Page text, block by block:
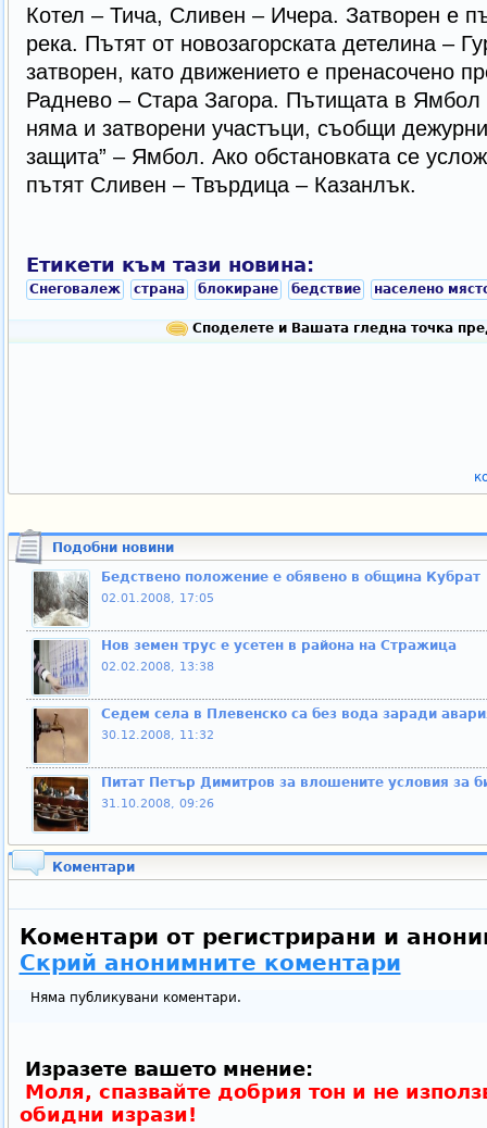
Котел – Тича, Сливен – Ичера. Затворен е
река. Пътят от новозагорската детелина –
затворен, като движението е пренасочено
Раднево – Стара Загора. Пътищата в Ямбол
няма и затворени участъци, съобщи
защита” – Ямбол. Ако обстановката се
пътят Сливен – Твърдица – Казанлък.
Етикети към тази новина:
Снеговалеж страна блокиране бедствие населено
Споделете и Вашата гледна точка
Подобни новини
Бедствено положение е обявено в община Кубрат
02.01.2008, 17:05
Нов земен трус е усетен в района на Стражица
02.02.2008, 13:38
Седем села в Плевенско са без вода заради
30.12.2008, 11:32
Питат Петър Димитров за влошените условия за
31.10.2008, 09:26
Коментари
Коментари от регистрирани и
Скрий анонимните коментари
Няма публикувани коментари.
Изразете вашето мнение:
Моля, спазвайте добрия тон и не
обидни изрази!